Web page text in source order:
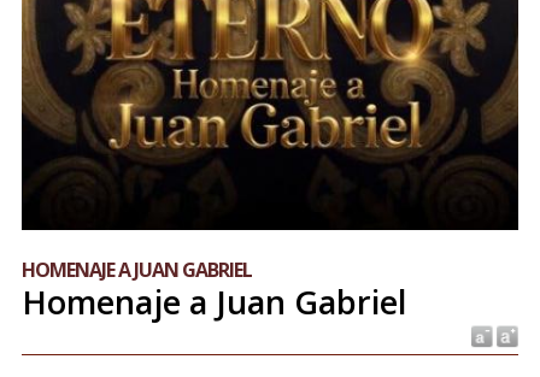
HOMENAJE A JUAN GABRIEL
Homenaje a Juan Gabriel